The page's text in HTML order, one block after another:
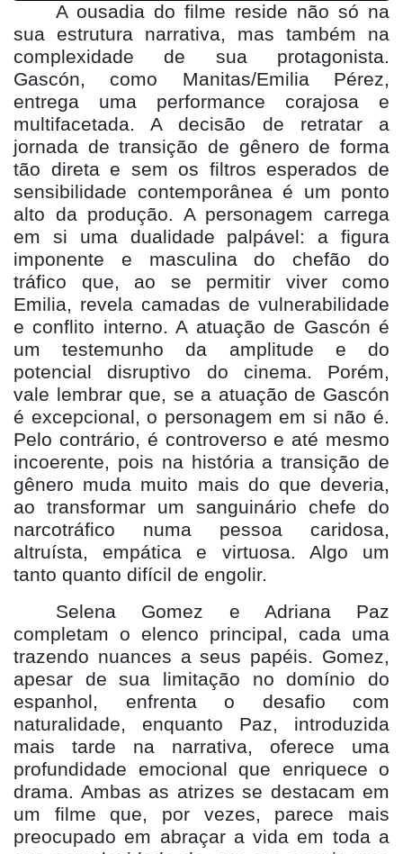
A ousadia do filme reside não só na
sua estrutura narrativa, mas também na
complexidade de sua protagonista.
Gascón, como Manitas/Emilia Pérez,
entrega uma performance corajosa e
multifacetada. A decisão de retratar a
jornada de transição de gênero de forma
tão direta e sem os filtros esperados de
sensibilidade contemporânea é um ponto
alto da produção. A personagem carrega
em si uma dualidade palpável: a figura
imponente e masculina do chefão do
tráfico que, ao se permitir viver como
Emilia, revela camadas de vulnerabilidade
e conflito interno. A atuação de Gascón é
um testemunho da amplitude e do
potencial disruptivo do cinema. Porém,
vale lembrar que, se a atuação de Gascón
é excepcional, o personagem em si não é.
Pelo contrário, é controverso e até mesmo
incoerente, pois na história a transição de
gênero muda muito mais do que deveria,
ao transformar um sanguinário chefe do
narcotráfico numa pessoa caridosa,
altruísta, empática e virtuosa. Algo um
tanto quanto difícil de engolir.
Selena Gomez e Adriana Paz
completam o elenco principal, cada uma
trazendo nuances a seus papéis. Gomez,
apesar de sua limitação no domínio do
espanhol, enfrenta o desafio com
naturalidade, enquanto Paz, introduzida
mais tarde na narrativa, oferece uma
profundidade emocional que enriquece o
drama. Ambas as atrizes se destacam em
um filme que, por vezes, parece mais
preocupado em abraçar a vida em toda a